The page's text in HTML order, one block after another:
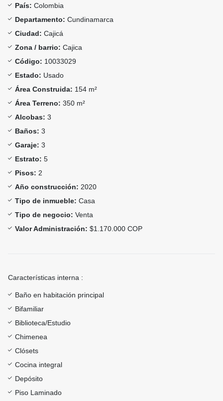
País: Colombia
Departamento: Cundinamarca
Ciudad: Cajicá
Zona / barrio: Cajica
Código: 10033029
Estado: Usado
Área Construida: 154 m²
Área Terreno: 350 m²
Alcobas: 3
Baños: 3
Garaje: 3
Estrato: 5
Pisos: 2
Año construcción: 2020
Tipo de inmueble: Casa
Tipo de negocio: Venta
Valor Administración: $1.170.000 COP
Características interna :
Baño en habitación principal
Bifamiliar
Biblioteca/Estudio
Chimenea
Clósets
Cocina integral
Depósito
Piso Laminado